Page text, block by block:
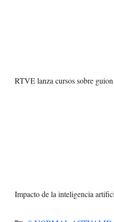
RTVE lanza cursos sobre
Impacto de la inteligencia